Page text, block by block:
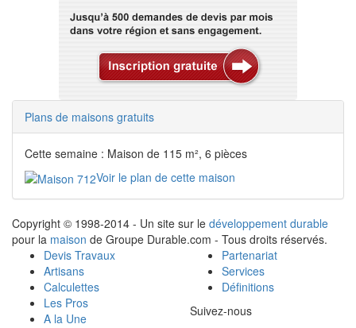
Plans de maisons gratuits
Cette semaine : Maison de 115 m², 6 pièces
Voir le plan de cette maison
Copyright © 1998-2014 - Un site sur le développement durable
pour la maison de Groupe Durable.com - Tous droits réservés.
Devis Travaux
Artisans
Calculettes
Les Pros
A la Une
Partenariat
Services
Définitions
Suivez-nous